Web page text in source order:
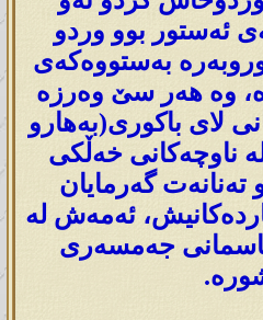
ئەستور بوو وردو
بەستووەکەی
وە هەر سێ وەرزە
لای باکوری(بەهارو
ناوچەکانی خەڵکی
تەنانەت گەرمایان
ئەمەش لە
ئاسمانی جەمسەری